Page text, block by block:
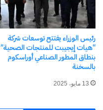
خبير الاستثمار وتطوير الأعمال
عبد الرحمن ولي الدين يكشف
عن أهم مراحل نجاح مشروعك
رئيس الوزراء يفتتح توسعات شركة
“هيات إيجيبت للمنتجات الصحية”
بنطاق المطور الصناعي أوراسكوم
بالسخنة
13 مايو، 2025